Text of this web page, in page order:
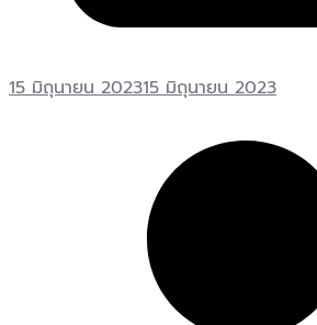
15 มิถุนายน 202315 มิถุนายน 2023